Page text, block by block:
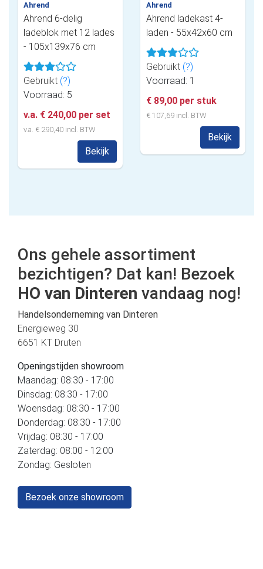
Ahrend
Ahrend 6-delig
ladeblok met 12 lades
- 105x139x76 cm
Gebruikt (?)
Voorraad: 5
v.a. € 240,00 per set
v.a. € 290,40 incl. BTW
Bekijk
Ahrend
Ahrend ladekast 4-
laden - 55x42x60 cm
Gebruikt (?)
Voorraad: 1
€ 89,00 per stuk
€ 107,69 incl. BTW
Bekijk
Ons gehele assortiment
bezichtigen? Dat kan! Bezoek
HO van Dinteren vandaag nog!
Handelsonderneming van Dinteren
Energieweg 30
6651 KT Druten
Openingstijden showroom
Maandag: 08:30 - 17:00
Dinsdag: 08:30 - 17:00
Woensdag: 08:30 - 17:00
Donderdag: 08:30 - 17:00
Vrijdag: 08:30 - 17:00
Zaterdag: 08:00 - 12:00
Zondag: Gesloten
Bezoek onze showroom